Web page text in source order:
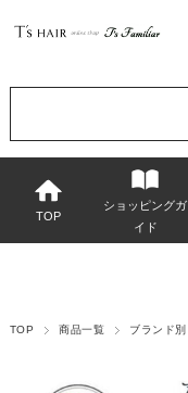
TOP
ショッピングガ
イド
TOP 商品一覧 ブランド別